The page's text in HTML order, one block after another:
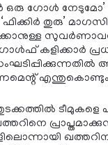
ഒരു ഗോള്‍
തുരു’
ഗോള്‍ഫ് കളിക്കാര്‍
ടീമുകളെ